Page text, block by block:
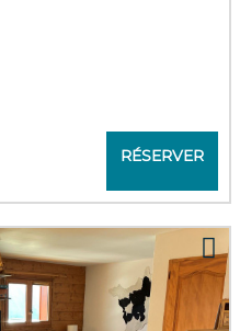
RÉSERVER